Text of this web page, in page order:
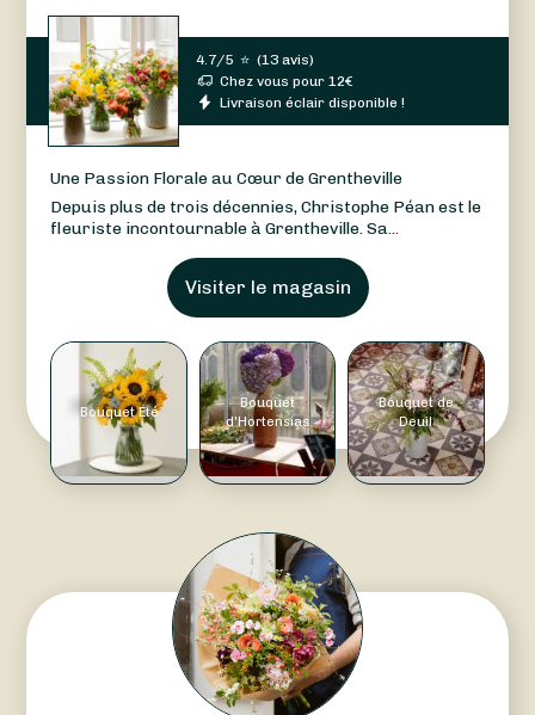
4.7/5 ⭐ (13 avis)
Chez vous pour12€
Livraison éclair disponible !
Une Passion Florale au Cœur de Grentheville
Depuis plus de trois décennies, Christophe Péan est le
fleuriste incontournable à Grentheville. Sa...
Visiter le magasin
Bouquet Été
Bouquet
d'Hortensias
Bouquet de
Deuil